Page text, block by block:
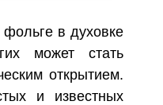
фольге в духовке
может стать
открытием.
и известных